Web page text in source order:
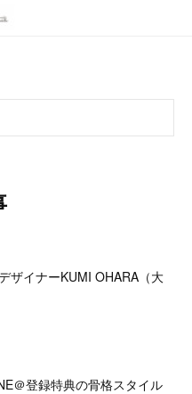
イナーKUMI OHARA（大
＠登録特典の骨格スタイル